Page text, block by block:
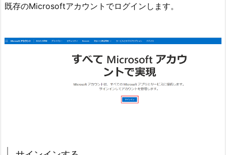
既存のMicrosoftアカウントでログインします。